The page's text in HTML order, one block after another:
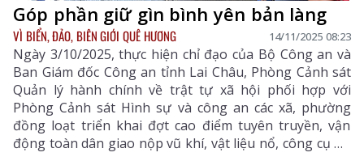
Góp phần giữ gìn bình yên bản làng
VÌ BIỂN, ĐẢO, BIÊN GIỚI QUÊ HƯƠNG 14/11/2025 08:23
Ngày 3/10/2025, thực hiện chỉ đạo của Bộ Công an và
Ban Giám đốc Công an tỉnh Lai Châu, Phòng Cảnh sát
Quản lý hành chính về trật tự xã hội phối hợp với
Phòng Cảnh sát Hình sự và công an các xã, phường
đồng loạt triển khai đợt cao điểm tuyên truyền, vận
động toàn dân giao nộp vũ khí, vật liệu nổ, công cụ hỗ